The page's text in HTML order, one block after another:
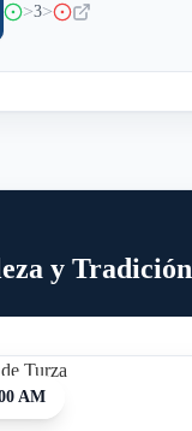
>3>
y Tradición
AM